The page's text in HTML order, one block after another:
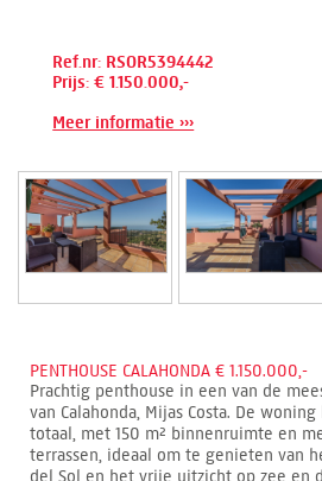
Ref.nr: RSOR5394442
Prijs: € 1.150.000,-
Meer informatie ›››
PENTHOUSE CALAHONDA € 1.150.000,-
Prachtig penthouse in een van de
van Calahonda, Mijas Costa. De
totaal, met 150 m² binnenruimte en
terrassen, ideaal om te genieten van
del Sol en het vrije uitzicht op zee en